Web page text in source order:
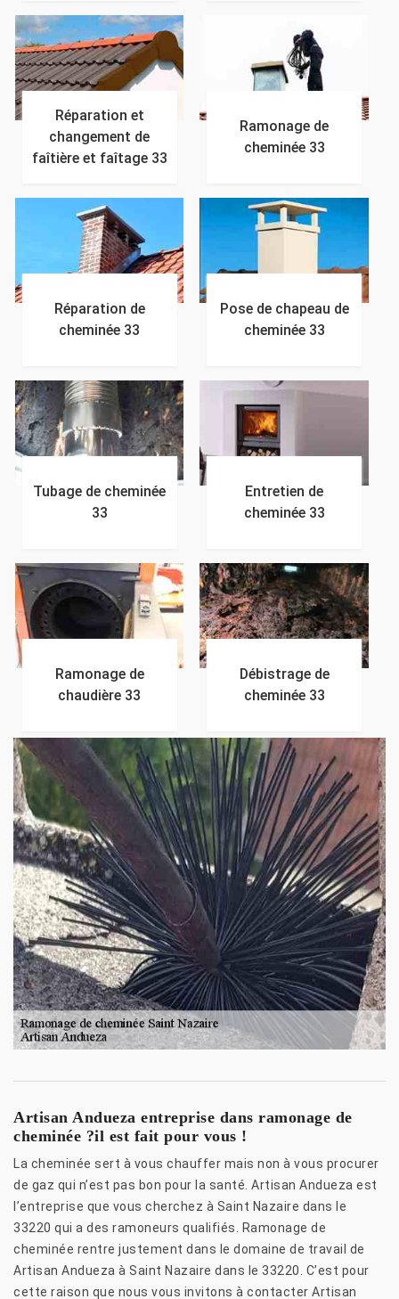
Réparation et
changement de
faîtière et faîtage 33
Ramonage de
cheminée 33
Réparation de
cheminée 33
Pose de chapeau de
cheminée 33
Tubage de cheminée
33
Entretien de
cheminée 33
Ramonage de
chaudière 33
Débistrage de
cheminée 33
Artisan Andueza entreprise dans ramonage de
cheminée ?il est fait pour vous !
La cheminée sert à vous chauffer mais non à vous procurer
de gaz qui n’est pas bon pour la santé. Artisan Andueza est
l’entreprise que vous cherchez à Saint Nazaire dans le
33220 qui a des ramoneurs qualifiés. Ramonage de
cheminée rentre justement dans le domaine de travail de
Artisan Andueza à Saint Nazaire dans le 33220. C’est pour
cette raison que nous vous invitons à contacter Artisan